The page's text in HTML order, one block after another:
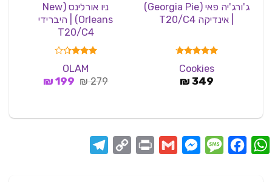
ג'ורג'יה פאי (Georgia Pie)
| אינדיקה T20/C4
מתוך 5
Cookies
349
₪
ניו אורלינס (New
Orleans) | היברידי
T20/C4
מתוך 5
OLAM
279
₪ המחיר
199
₪המחיר
WhatsApp
Facebook
Message
Messenger
Gmail
Print
Copy
Telegram